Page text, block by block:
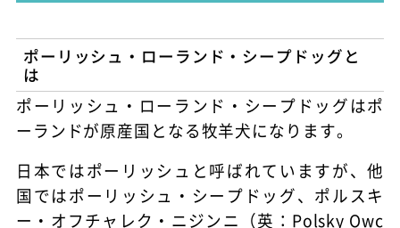
ポーリッシュ・ローランド・シープドッグと
は
ポーリッシュ・ローランド・シープドッグはポ
ーランドが原産国となる牧羊犬になります。
日本ではポーリッシュと呼ばれていますが、他
国ではポーリッシュ・シープドッグ、ポルスキ
ー・オフチャレク・ニジンニ（英：Polsky Owc